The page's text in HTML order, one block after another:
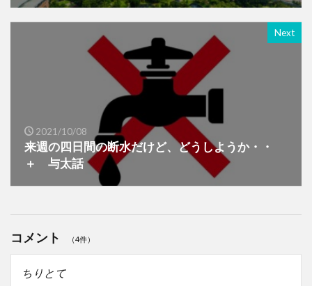
Next
2021/10/08
来週の四日間の断水だけど、どうしようか・・
＋ 与太話
コメント （4件）
ちりとて